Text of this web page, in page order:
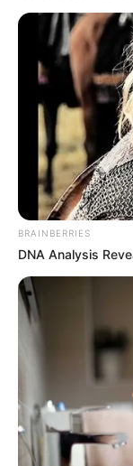
BRAINBERRIES
DNA Analysis